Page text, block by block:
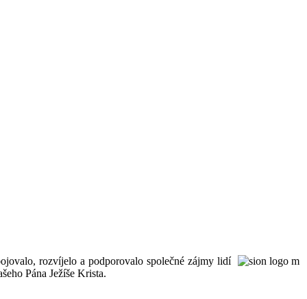
rozvíjelo a podporovalo společné zájmy lidí
Pána Ježíše Krista.